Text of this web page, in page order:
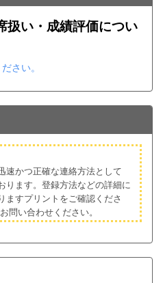
扱い・成績評価につい
さい。
速かつ正確な連絡方法として
ります。登録方法などの詳細に
ますプリントをご確認くださ
問い合わせください。